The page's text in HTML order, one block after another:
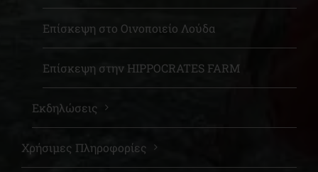
Επίσκεψη στο Οινοποιείο Λούδα
Επίσκεψη στην HIPPOCRATES FARM
Εκδηλώσεις
Χρήσιμες Πληροφορίες